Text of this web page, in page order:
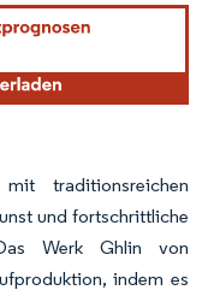
traditionsreichen
und fortschrittliche
Werk Ghlin von
indem es